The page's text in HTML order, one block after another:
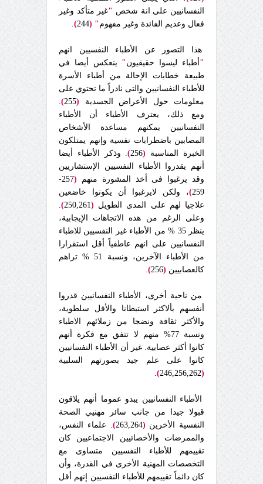
النفسانيين على انة شخص "غير متأكد وغير
فعال وعديم الفائدة وغير مفهوم"
(
244
)
هذا التصور عن الأطباء النفسيين انهم
" أطباء ليسوا حقيقيون" ينعكس أيضا في
طبيعة خطابات الإحالة من أطباء الأسرة
للأطباء النفسانيين والتى نادراً ما تحتوي على
معلومات حول الأعراض الجسدية (
255
)
ومع ذلك، يعترف الأطباء أن الأطباء
النفسانيين يمكنهم مساعدة الأشخاص
المصابين باضطرابات نفسية وإنهم يمتلكون
الخبرة المناسبة (
256
). وذكر الأطباء أيضا
أنهم يقدروا الأطباء النفسيين الإستشاريين
وقد يرغبوا فى أخذ المشورة منهم (
257-
259
)، ولكن لايرغبوا أن يكونوا خاضعين
علاجيا لهم على المدى الطويل (
250,261
)
وعلى الرغم من هذه الاتجاهات الإيجابية،
ينظر 35 % من الأطباء غير النفسيين للاطباء
النفسانيين على انهم عاطفياً أقل استقرارا
من الأطباء الآخرين، ونسبة 51 % تراهم
كالعصابيين (
256
)
من ناحية أخرى، الأطباء النفسانيين قدروا
أنفسهم بألاكثر استبطانا والأقل سلطوية،
والأكثر ثقافة ونضجا من زملائهم الاطباء
ونسبة 77% منهم لا تتفق مع فكرة أنهم
كانوا أكثر عصابية. غير أن الأطباء النفسانيين
كانوا على علم جيد بصورتهم السلبية
(
246,256,262
)
الأطباء النفسانيين يبدو عموما أنهم يلاقون
قبولا جيدا من جانب سائر مهنيي الصحة
النفسية الأخرين (
263,264
) . علماء النفس،
والممرضات والأخصائيين الاجتماعيين كان
تقييمهم للأطباء النفسيين متساوى مع
التخصصات المهنية الأخرى في القدرة، وأن
كان دائماً تقييمهم للأطباء النفسيين إنهم أقل